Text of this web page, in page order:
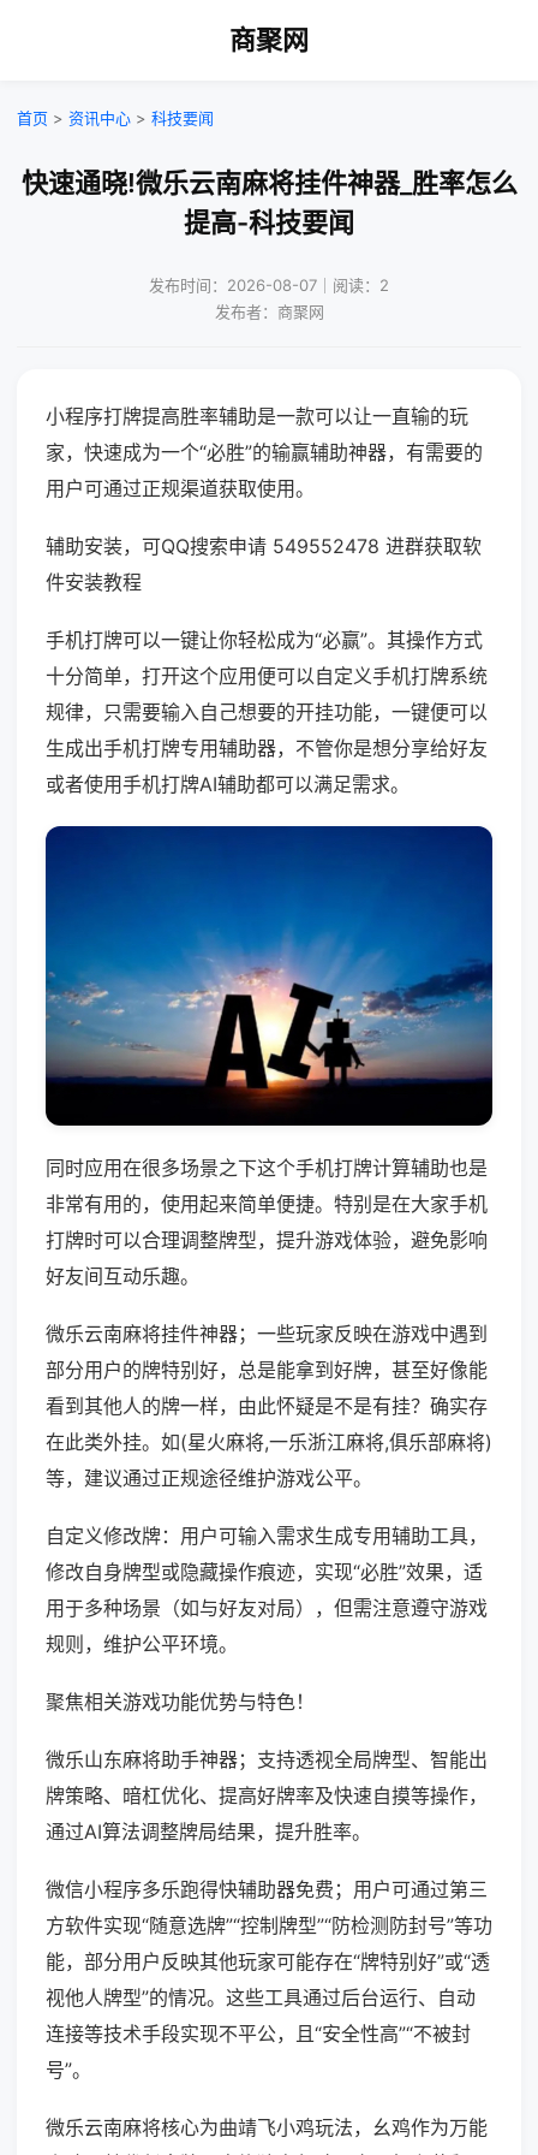
商聚网
首页 > 资讯中心 > 科技要闻
快速通晓!微乐云南麻将挂件神器_胜率怎么
提高-科技要闻
发布时间：2026-08-07｜阅读：2
发布者：商聚网
小程序打牌提高胜率辅助是一款可以让一直输的玩
家，快速成为一个“必胜”的输赢辅助神器，有需要的
用户可通过正规渠道获取使用。
辅助安装，可QQ搜索申请 549552478 进群获取软
件安装教程
手机打牌可以一键让你轻松成为“必赢”。其操作方式
十分简单，打开这个应用便可以自定义手机打牌系统
规律，只需要输入自己想要的开挂功能，一键便可以
生成出手机打牌专用辅助器，不管你是想分享给好友
或者使用手机打牌AI辅助都可以满足需求。
同时应用在很多场景之下这个手机打牌计算辅助也是
非常有用的，使用起来简单便捷。特别是在大家手机
打牌时可以合理调整牌型，提升游戏体验，避免影响
好友间互动乐趣。
微乐云南麻将挂件神器；一些玩家反映在游戏中遇到
部分用户的牌特别好，总是能拿到好牌，甚至好像能
看到其他人的牌一样，由此怀疑是不是有挂？确实存
在此类外挂。如(星火麻将,一乐浙江麻将,俱乐部麻将)
等，建议通过正规途径维护游戏公平。
自定义修改牌：用户可输入需求生成专用辅助工具，
修改自身牌型或隐藏操作痕迹，实现“必胜”效果，适
用于多种场景（如与好友对局），但需注意遵守游戏
规则，维护公平环境。
聚焦相关游戏功能优势与特色！
微乐山东麻将助手神器；支持透视全局牌型、智能出
牌策略、暗杠优化、提高好牌率及快速自摸等操作，
通过AI算法调整牌局结果，提升胜率。
微信小程序多乐跑得快辅助器免费；用户可通过第三
方软件实现“随意选牌”“控制牌型”“防检测防封号”等功
能，部分用户反映其他玩家可能存在“牌特别好”或“透
视他人牌型”的情况。这些工具通过后台运行、自动
连接等技术手段实现不平公，且“安全性高”“不被封
号”。
微乐云南麻将核心为曲靖飞小鸡玩法，幺鸡作为万能